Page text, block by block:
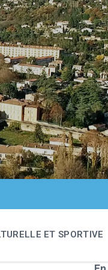
ET SPORTIVE